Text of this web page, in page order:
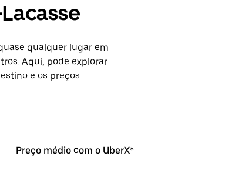
qualquer lugar em
Aqui, pode explorar
e os preços
Preço médio com o UberX*